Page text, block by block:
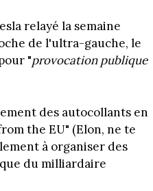
relayé la semaine
de l'ultra-gauche, le
"provocation publique
des autocollants en
the EU" (Elon, ne te
à organiser des
du milliardaire